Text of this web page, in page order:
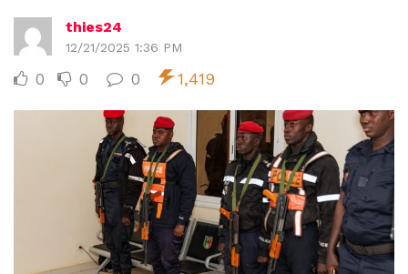
thies24
12/21/2025 1:36 PM
0 0 0 1,419